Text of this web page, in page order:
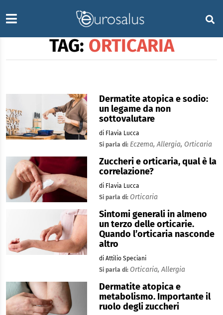
TAG: ORTICARIA
Dermatite atopica e sodio:
un legame da non
sottovalutare
di Flavia Lucca
Si parla di: Eczema,Allergia, Orticaria
Zuccheri e orticaria, qual è la
correlazione?
di Flavia Lucca
Si parla di: Orticaria
Sintomi generali in almeno
un terzo delle orticarie.
Quando l’orticaria nasconde
altro
di Attilio Speciani
Si parla di: Orticaria,Allergia
Dermatite atopica e
metabolismo. Importante il
ruolo degli zuccheri